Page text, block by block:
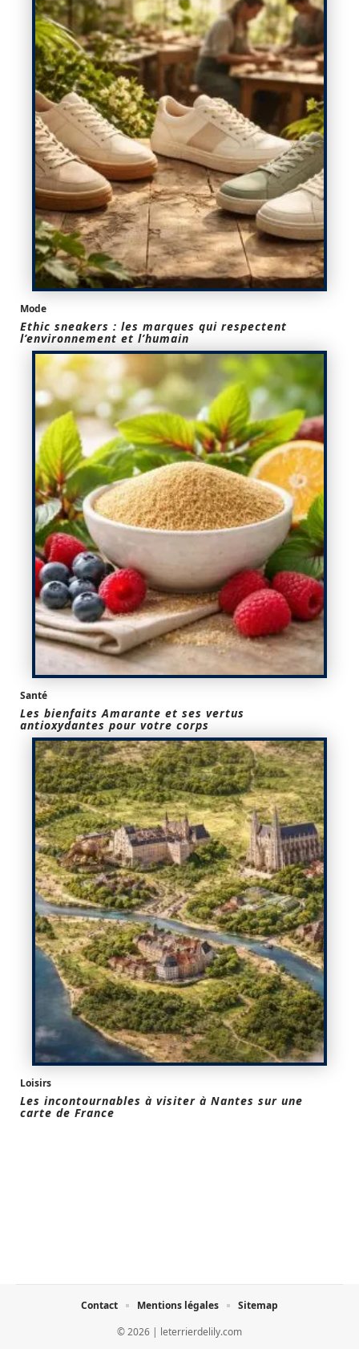
Mode
Ethic sneakers : les marques qui respectent
l’environnement et l’humain
Santé
Les bienfaits Amarante et ses vertus
antioxydantes pour votre corps
Loisirs
Les incontournables à visiter à Nantes sur une
carte de France
© 2026 | leterrierdelily.com
Contact Mentions légales Sitemap